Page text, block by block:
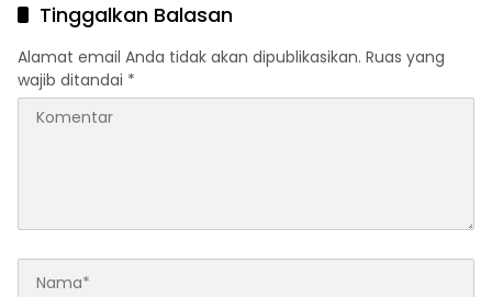
Tinggalkan Balasan
Alamat email Anda tidak akan dipublikasikan. Ruas yang
wajib ditandai *